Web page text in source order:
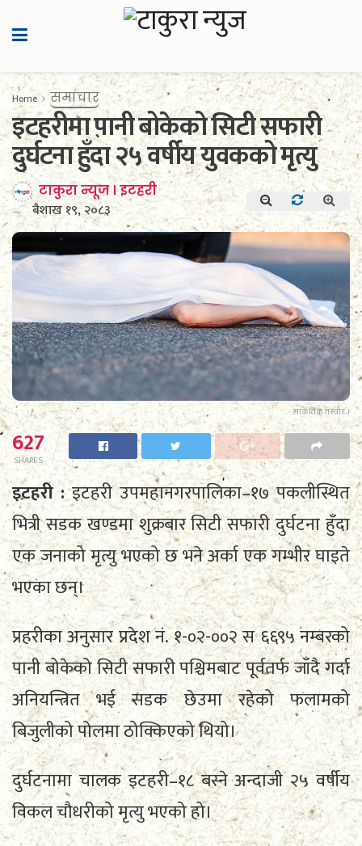
Home समाचार
इटहरीमा पानी बोकेको सिटी सफारी
दुर्घटना हुँदा २५ वर्षीय युवकको मृत्यु
टाकुरा न्यूज । इटहरी
बैशाख १९, २०८३
सांकेतिक तस्वीर ।
627
SHARES
इटहरी :इटहरी उपमहानगरपालिका–१७ पकलीस्थित
भित्री सडक खण्डमा शुक्रबार सिटी सफारी दुर्घटना हुँदा
एक जनाको मृत्यु भएको छ भने अर्का एक गम्भीर घाइते
भएका छन्।
प्रहरीका अनुसार प्रदेश नं. १-०२-००२ स ६६९५ नम्बरको
पानी बोकेको सिटी सफारी पश्चिमबाट पूर्वतर्फ जाँदै गर्दा
अनियन्त्रित भई सडक छेउमा रहेको फलामको
बिजुलीको पोलमा ठोक्किएको थियो।
दुर्घटनामा चालक इटहरी–१८ बस्ने अन्दाजी २५ वर्षीय
विकल चौधरीको मृत्यु भएको हो।